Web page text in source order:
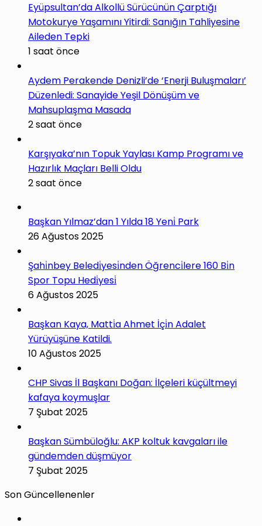
Eyüpsultan’da Alkollü Sürücünün Çarptığı
Motokurye Yaşamını Yitirdi: Sanığın Tahliyesine
Aileden Tepki
1 saat önce
Aydem Perakende Denizli’de ‘Enerji Buluşmaları’
Düzenledi: Sanayide Yeşil Dönüşüm ve
Mahsuplaşma Masada
2 saat önce
Karşıyaka’nın Topuk Yaylası Kamp Programı ve
Hazırlık Maçları Belli Oldu
2 saat önce
Başkan Yılmaz’dan 1 Yılda 18 Yeni̇ Park
26 Ağustos 2025
Şahi̇nbey Beledi̇yesi̇nden Öğrenci̇lere 160 Bi̇n
Spor Topu Hedi̇yesi̇
6 Ağustos 2025
Başkan Kaya, Matti̇a Ahmet İçi̇n Adalet
Yürüyüşüne Katildi.
10 Ağustos 2025
CHP Sivas İl Başkanı Doğan: İlçeleri küçültmeyi
kafaya koymuşlar
7 Şubat 2025
Başkan Sümbüloğlu: AKP koltuk kavgaları ile
gündemden düşmüyor
7 Şubat 2025
Son Güncellenenler